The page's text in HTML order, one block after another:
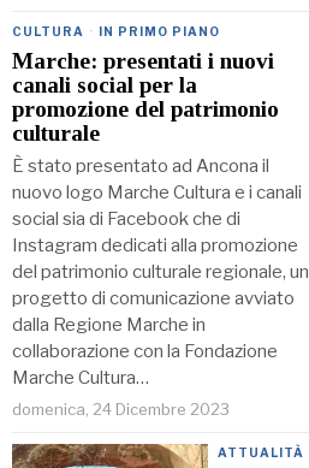
CULTURA · IN PRIMO PIANO
Marche: presentati i nuovi
canali social per la
promozione del patrimonio
culturale
È stato presentato ad Ancona il
nuovo logo Marche Cultura e i canali
social sia di Facebook che di
Instagram dedicati alla promozione
del patrimonio culturale regionale, un
progetto di comunicazione avviato
dalla Regione Marche in
collaborazione con la Fondazione
Marche Cultura…
domenica, 24 Dicembre 2023
ATTUALITÀ